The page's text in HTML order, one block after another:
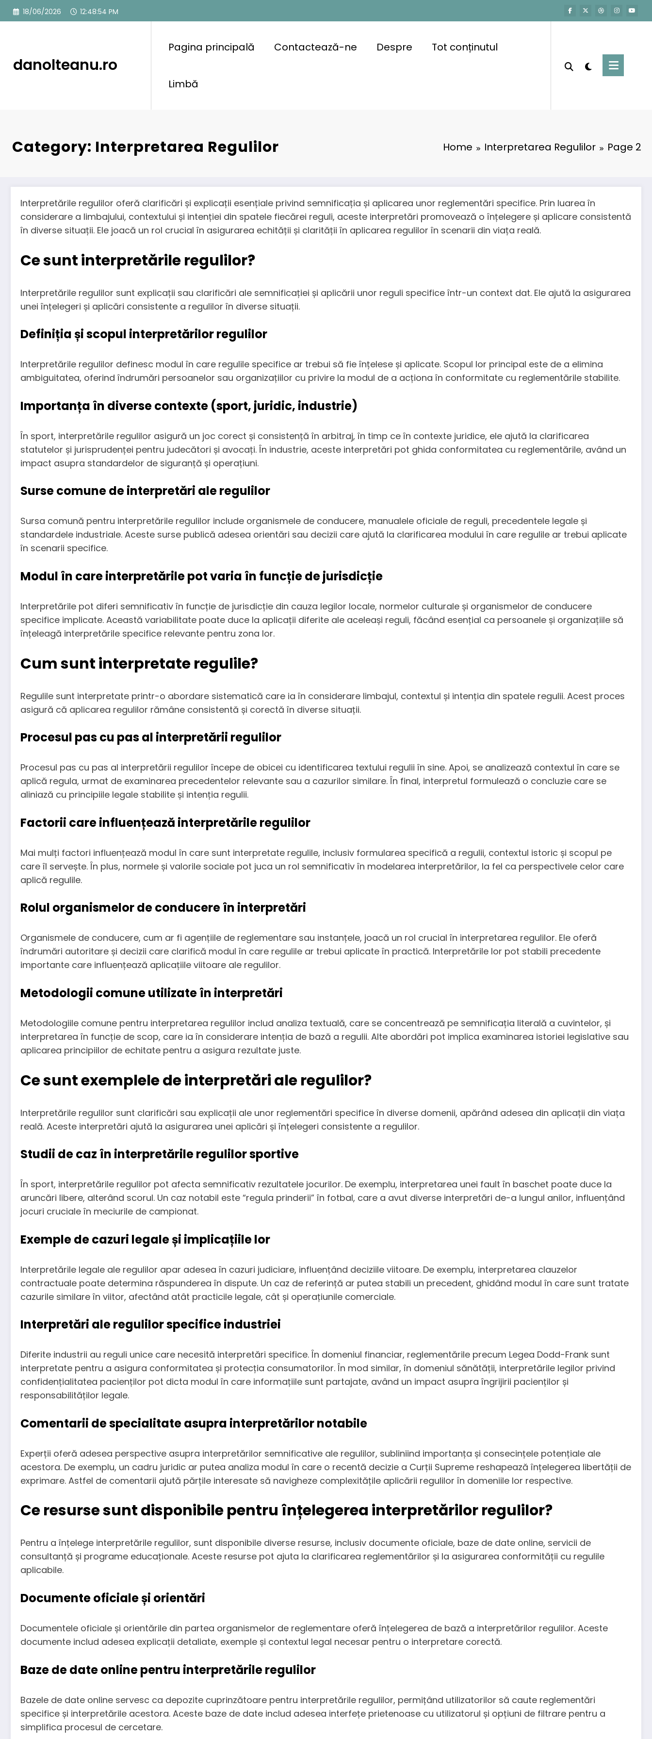
Skip
18/06/2026 12:48:54 PM
danolteanu.ro
Pagina principală Contactează-ne Despre Tot conținutul
Limbă
Category: Interpretarea Regulilor Home Interpretarea Regulilor Page 2
Interpretările regulilor oferă clarificări și explicații esențiale privind semnificația și aplicarea unor reglementări specifice. Prin luarea în
considerare a limbajului, contextului și intenției din spatele fiecărei reguli, aceste interpretări promovează o înțelegere și aplicare consistentă
în diverse situații. Ele joacă un rol crucial în asigurarea echității și clarității în aplicarea regulilor în scenarii din viața reală.
Ce sunt interpretările regulilor?
Interpretările regulilor sunt explicații sau clarificări ale semnificației și aplicării unor reguli specifice într-un context dat. Ele ajută la asigurarea
unei înțelegeri și aplicări consistente a regulilor în diverse situații.
Definiția și scopul interpretărilor regulilor
Interpretările regulilor definesc modul în care regulile specifice ar trebui să fie înțelese și aplicate. Scopul lor principal este de a elimina
ambiguitatea, oferind îndrumări persoanelor sau organizațiilor cu privire la modul de a acționa în conformitate cu reglementările stabilite.
Importanța în diverse contexte (sport, juridic, industrie)
În sport, interpretările regulilor asigură un joc corect și consistență în arbitraj, în timp ce în contexte juridice, ele ajută la clarificarea
statutelor și jurisprudenței pentru judecători și avocați. În industrie, aceste interpretări pot ghida conformitatea cu reglementările, având un
impact asupra standardelor de siguranță și operațiuni.
Surse comune de interpretări ale regulilor
Sursa comună pentru interpretările regulilor include organismele de conducere, manualele oficiale de reguli, precedentele legale și
standardele industriale. Aceste surse publică adesea orientări sau decizii care ajută la clarificarea modului în care regulile ar trebui aplicate
în scenarii specifice.
Modul în care interpretările pot varia în funcție de jurisdicție
Interpretările pot diferi semnificativ în funcție de jurisdicție din cauza legilor locale, normelor culturale și organismelor de conducere
specifice implicate. Această variabilitate poate duce la aplicații diferite ale aceleași reguli, făcând esențial ca persoanele și organizațiile să
înțeleagă interpretările specifice relevante pentru zona lor.
Cum sunt interpretate regulile?
Regulile sunt interpretate printr-o abordare sistematică care ia în considerare limbajul, contextul și intenția din spatele regulii. Acest proces
asigură că aplicarea regulilor rămâne consistentă și corectă în diverse situații.
Procesul pas cu pas al interpretării regulilor
Procesul pas cu pas al interpretării regulilor începe de obicei cu identificarea textului regulii în sine. Apoi, se analizează contextul în care se
aplică regula, urmat de examinarea precedentelor relevante sau a cazurilor similare. În final, interpretul formulează o concluzie care se
aliniază cu principiile legale stabilite și intenția regulii.
Factorii care influențează interpretările regulilor
Mai mulți factori influențează modul în care sunt interpretate regulile, inclusiv formularea specifică a regulii, contextul istoric și scopul pe
care îl servește. În plus, normele și valorile sociale pot juca un rol semnificativ în modelarea interpretărilor, la fel ca perspectivele celor care
aplică regulile.
Rolul organismelor de conducere în interpretări
Organismele de conducere, cum ar fi agențiile de reglementare sau instanțele, joacă un rol crucial în interpretarea regulilor. Ele oferă
îndrumări autoritare și decizii care clarifică modul în care regulile ar trebui aplicate în practică. Interpretările lor pot stabili precedente
importante care influențează aplicațiile viitoare ale regulilor.
Metodologii comune utilizate în interpretări
Metodologiile comune pentru interpretarea regulilor includ analiza textuală, care se concentrează pe semnificația literală a cuvintelor, și
interpretarea în funcție de scop, care ia în considerare intenția de bază a regulii. Alte abordări pot implica examinarea istoriei legislative sau
aplicarea principiilor de echitate pentru a asigura rezultate juste.
Ce sunt exemplele de interpretări ale regulilor?
Interpretările regulilor sunt clarificări sau explicații ale unor reglementări specifice în diverse domenii, apărând adesea din aplicații din viața
reală. Aceste interpretări ajută la asigurarea unei aplicări și înțelegeri consistente a regulilor.
Studii de caz în interpretările regulilor sportive
În sport, interpretările regulilor pot afecta semnificativ rezultatele jocurilor. De exemplu, interpretarea unei fault în baschet poate duce la
aruncări libere, alterând scorul. Un caz notabil este “regula prinderii” în fotbal, care a avut diverse interpretări de-a lungul anilor, influențând
jocuri cruciale în meciurile de campionat.
Exemple de cazuri legale și implicațiile lor
Interpretările legale ale regulilor apar adesea în cazuri judiciare, influențând deciziile viitoare. De exemplu, interpretarea clauzelor
contractuale poate determina răspunderea în dispute. Un caz de referință ar putea stabili un precedent, ghidând modul în care sunt tratate
cazurile similare în viitor, afectând atât practicile legale, cât și operațiunile comerciale.
Interpretări ale regulilor specifice industriei
Diferite industrii au reguli unice care necesită interpretări specifice. În domeniul financiar, reglementările precum Legea Dodd-Frank sunt
interpretate pentru a asigura conformitatea și protecția consumatorilor. În mod similar, în domeniul sănătății, interpretările legilor privind
confidențialitatea pacienților pot dicta modul în care informațiile sunt partajate, având un impact asupra îngrijirii pacienților și
responsabilităților legale.
Comentarii de specialitate asupra interpretărilor notabile
Experții oferă adesea perspective asupra interpretărilor semnificative ale regulilor, subliniind importanța și consecințele potențiale ale
acestora. De exemplu, un cadru juridic ar putea analiza modul în care o recentă decizie a Curții Supreme reshapează înțelegerea libertății de
exprimare. Astfel de comentarii ajută părțile interesate să navigheze complexitățile aplicării regulilor în domeniile lor respective.
Ce resurse sunt disponibile pentru înțelegerea interpretărilor regulilor?
Pentru a înțelege interpretările regulilor, sunt disponibile diverse resurse, inclusiv documente oficiale, baze de date online, servicii de
consultanță și programe educaționale. Aceste resurse pot ajuta la clarificarea reglementărilor și la asigurarea conformității cu regulile
aplicabile.
Documente oficiale și orientări
Documentele oficiale și orientările din partea organismelor de reglementare oferă înțelegerea de bază a interpretărilor regulilor. Aceste
documente includ adesea explicații detaliate, exemple și contextul legal necesar pentru o interpretare corectă.
Baze de date online pentru interpretările regulilor
Bazele de date online servesc ca depozite cuprinzătoare pentru interpretările regulilor, permițând utilizatorilor să caute reglementări
specifice și interpretările acestora. Aceste baze de date includ adesea interfețe prietenoase cu utilizatorul și opțiuni de filtrare pentru a
simplifica procesul de cercetare.